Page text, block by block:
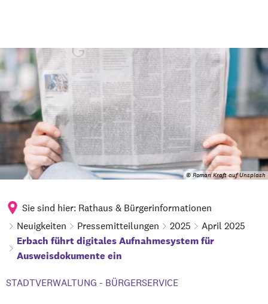
© Roman Kraft auf Unsplash
Sie sind hier: Rathaus & Bürgerinformationen
Neuigkeiten
Pressemitteilungen 2025 April 2025
Erbach führt digitales Aufnahmesystem für
Ausweisdokumente ein
STADTVERWALTUNG - BÜRGERSERVICE